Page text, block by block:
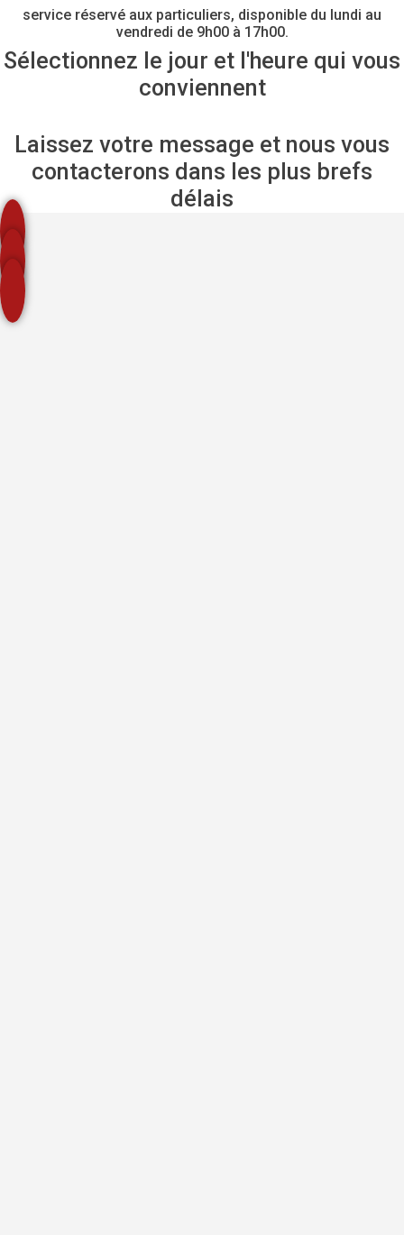
service réservé aux particuliers, disponible du lundi au
vendredi de 9h00 à 17h00.
Sélectionnez le jour et l'heure qui vous
conviennent
Laissez votre message et nous vous
contacterons dans les plus brefs
délais